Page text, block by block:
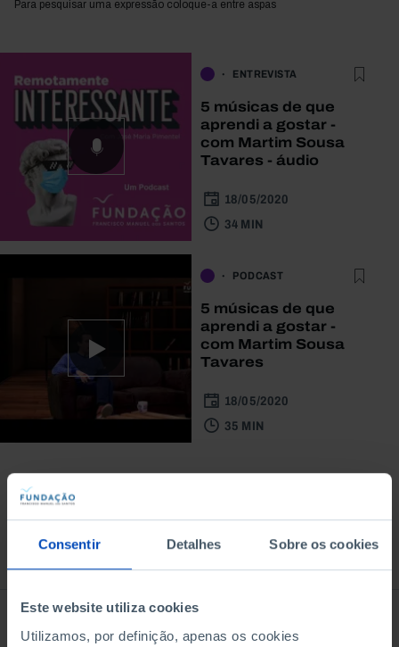
Consentir Detalhes Sobre os cookies
Este website utiliza cookies
Utilizamos, por definição, apenas os cookies
Para pesquisar uma expressão coloque-a entre aspas
ENTREVISTA
5 músicas de que
aprendi a gostar -
com Martim Sousa
Tavares - áudio
18/05/2020
34 MIN
PODCAST
5 músicas de que
aprendi a gostar -
com Martim Sousa
Tavares
18/05/2020
35 MIN